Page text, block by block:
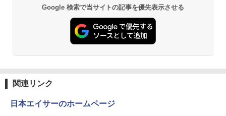
【今だけP10倍！大量還元！】一体型デ
スクトップパソコン VETESA 22型液晶
第2世代Core i5 Windows11搭載 Office
付き メモリ8GB SSD256GB 初期設定済
ータブルモニター IPS液晶パネル 非光沢
画面 薄型 軽量 マグネット保護カバー付
き USB Type-C ミニHDMI
￥10,385
3
￥1,790
￥594
Anker Soundcore P31i ブラック
￥5,990
BRUCE WAYNE feat. Flo Milli, ATL Jacob
￥250
by Amazon 天然水 ラベルレス 500ml ×24本
ウォーター ペットボトル 静岡県産 500ミリリ
ットル (Smart Basic)
異世界居酒屋「のぶ」(22) (角川コミックス・
￥832
Google 検索で当サイトの記事を優先表示させる
関連リンク
日本エイサーのホームページ